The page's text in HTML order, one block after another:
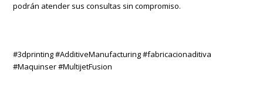
podrán atender sus consultas sin compromiso.
#3dprinting #AdditiveManufacturing #fabricacionaditiva
#Maquinser #MultijetFusion